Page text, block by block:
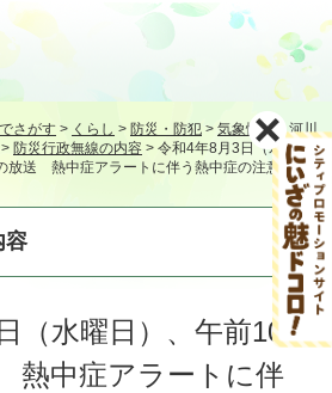
さがす > くらし > 防災・防犯 > 気象情報・河川
> 防災行政無線の内容 > 令和4年8月3日（水曜
放送 熱中症アラートに伴う熱中症の注意喚起
容
（水曜日）、午前10
熱中症アラートに伴